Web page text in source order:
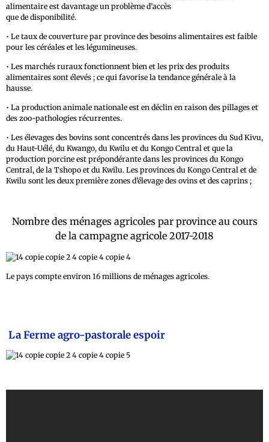
alimentaire est davantage un problème d’accès
que de disponibilité.
• Le taux de couverture par province des besoins alimentaires est faible
pour les céréales et les légumineuses.
• Les marchés ruraux fonctionnent bien et les prix des produits
alimentaires sont élevés ; ce qui favorise la tendance générale à la
hausse.
• La production animale nationale est en déclin en raison des pillages et
des zoo-pathologies récurrentes.
• Les élevages des bovins sont concentrés dans les provinces du Sud Kivu,
du Haut-Uélé, du Kwango, du Kwilu et du Kongo Central et que la
production porcine est prépondérante dans les provinces du Kongo
Central, de la Tshopo et du Kwilu. Les provinces du Kongo Central et de
Kwilu sont les deux première zones d’élevage des ovins et des caprins ;
Nombre des ménages agricoles par province au cours
de la campagne agricole 2017-2018
Le pays compte environ 16 millions de ménages agricoles.
La Ferme agro-pastorale espoir